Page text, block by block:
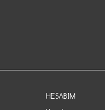
HESABIM